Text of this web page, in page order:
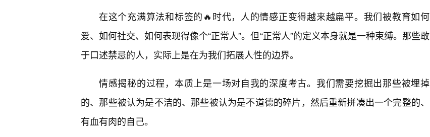
在这个充满算法和标签的🔥时代，人的情感正变得越来越扁平。我们被教育如何
爱、如何社交、如何表现得像个“正常人”。但“正常人”的定义本身就是一种束缚。那些敢
于口述禁忌的人，实际上是在为我们拓展人性的边界。
情感揭秘的过程，本质上是一场对自我的深度考古。我们需要挖掘出那些被埋掉
的、那些被认为是不洁的、那些被认为是不道德的碎片，然后重新拼凑出一个完整的、
有血有肉的自己。